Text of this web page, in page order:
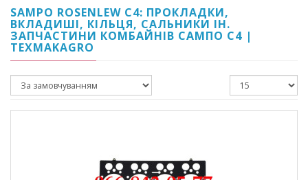
SAMPO ROSENLEW C4: ПРОКЛАДКИ,
ВКЛАДИШІ, КІЛЬЦЯ, САЛЬНИКИ ІН.
ЗАПЧАСТИНИ КОМБАЙНІВ САМПО C4 |
TEXMAKAGRO